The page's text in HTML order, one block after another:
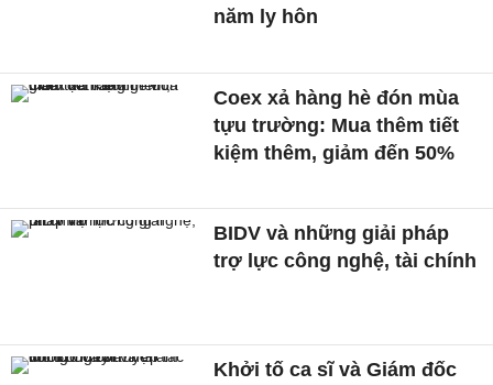
năm ly hôn
Coex xả hàng hè đón mùa
tựu trường: Mua thêm tiết
kiệm thêm, giảm đến 50%
BIDV và những giải pháp
trợ lực công nghệ, tài chính
Khởi tố ca sĩ và Giám đốc